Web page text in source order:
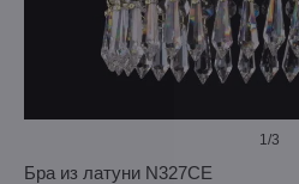
1/3
Бра из латуни N327CE